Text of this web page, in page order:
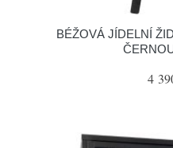
BÉŽOVÁ JÍDELNÍ
4